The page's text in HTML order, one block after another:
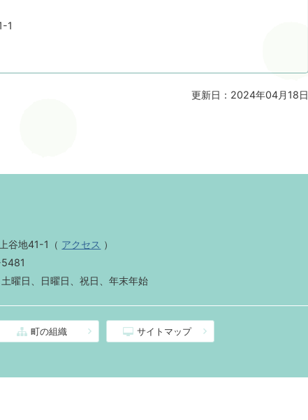
1
更新日：2024年04月18日
谷地41-1 （ アクセス ）
土曜日、日曜日、祝日、年末年始
町の組織 サイトマップ